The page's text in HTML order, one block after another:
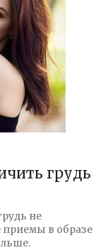
грудь
не
в образе